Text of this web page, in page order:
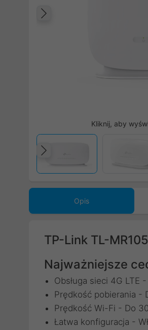
Kliknij, aby
Poprzedni
Opis
TP-Link TL-
Najważniejsze
Obsługa sieci 4G
Prędkość pobierania -
Prędkość Wi-Fi - Do
Łatwa konfiguracja -